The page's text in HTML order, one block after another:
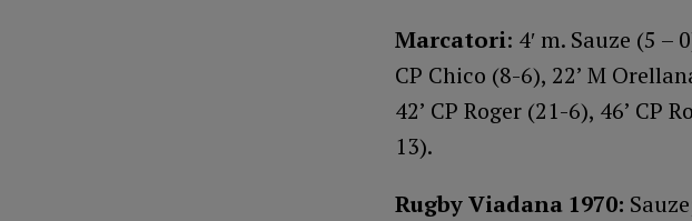
Marcatori: 4′ m. Sauze (5 –
CP Chico (8-6), 22’ M
42’ CP Roger (21-6), 46’ CP
13).
Rugby Viadana 1970: